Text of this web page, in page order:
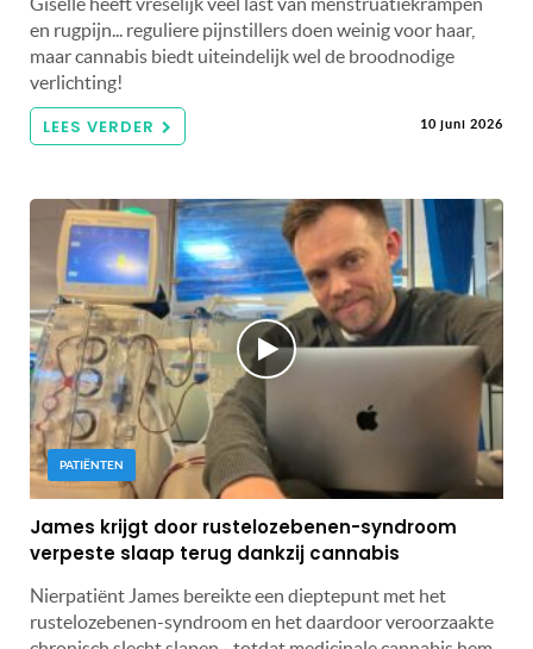
en rugpijn... reguliere pijnstillers doen weinig voor haar,
maar cannabis biedt uiteindelijk wel de broodnodige
verlichting!
LEES VERDER 10 juni 2026
PATIËNTEN
James krijgt door rustelozebenen-syndroom
verpeste slaap terug dankzij cannabis
Nierpatiënt James bereikte een dieptepunt met het
rustelozebenen-syndroom en het daardoor veroorzaakte